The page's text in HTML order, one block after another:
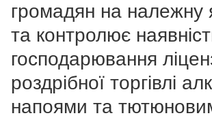
громадян на належну
та контролює
господарювання
роздрібної торгівлі
напоями та